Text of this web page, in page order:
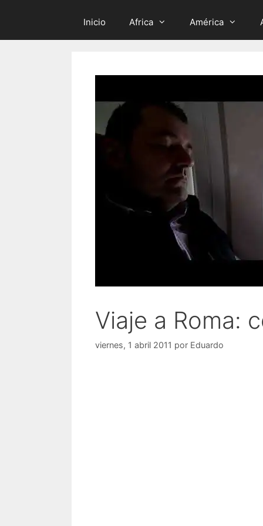
Inicio Africa América
Viaje a Roma:
viernes, 1 abril 2011 por Eduardo